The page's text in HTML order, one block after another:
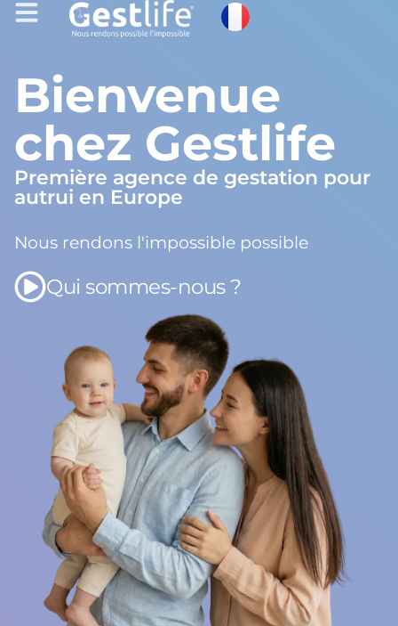
Bienvenue
chez Gestlife
Première agence de gestation pour
autrui en Europe
Nous rendons l'impossible possible
Qui sommes-nous ?